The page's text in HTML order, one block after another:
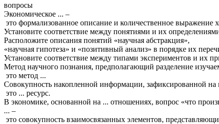
вопросы
Экономическое ... –
это формализованное описание и количественное выражение
Установите соответствие между понятиями и их
Расположите описания понятий «научная абстракция»,
«научная гипотеза» и «позитивный анализ» в порядке их
Установите соответствие между типами экспериментов и их
Метод научного познания, предполагающий разделение
это метод ...
Совокупность накопленной информации, зафиксированной на
это ... ресурс.
В экономике, основанной на ... отношениях, вопрос «что
... –
это совокупность взаимосвязанных элементов,